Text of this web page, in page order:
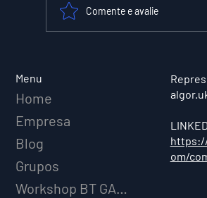
Comente e avalie
Menu
Home
Empresa
Blog
Grupos
Workshop BT GAME AI
om/